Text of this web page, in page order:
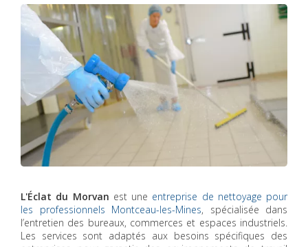
L'Éclat du Morvan est une entreprise de nettoyage pour
les professionnels Montceau-les-Mines, spécialisée dans
l’entretien des bureaux, commerces et espaces industriels.
Les services sont adaptés aux besoins spécifiques des